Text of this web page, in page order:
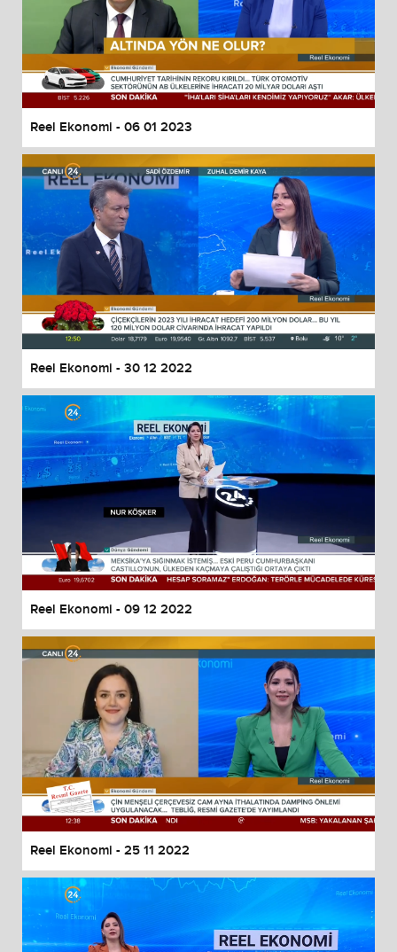
Reel Ekonomi - 06 01 2023
Reel Ekonomi - 30 12 2022
Reel Ekonomi - 09 12 2022
Reel Ekonomi - 25 11 2022